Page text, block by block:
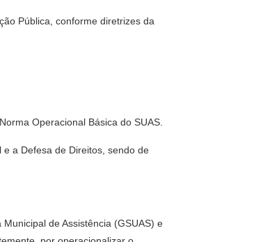
Pública, conforme diretrizes da
Operacional Básica do SUAS.
a Defesa de Direitos, sendo de
de Assistência (GSUAS) e